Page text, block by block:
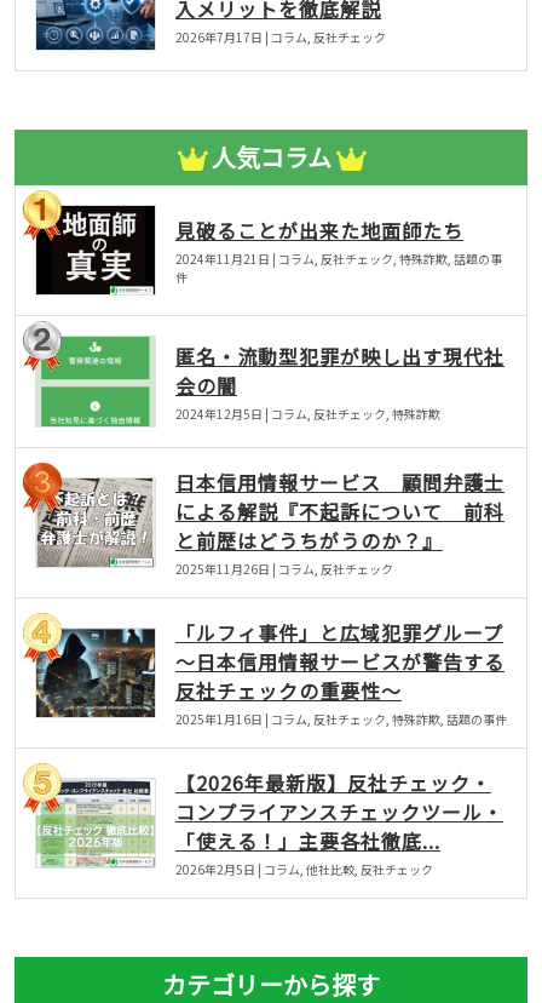
入メリットを徹底解説
2026年7月17日 | コラム, 反社チェック
人気コラム
見破ることが出来た地面師たち
2024年11月21日 | コラム, 反社チェック, 特殊詐欺, 話題の事
件
匿名・流動型犯罪が映し出す現代社
会の闇
2024年12月5日 | コラム, 反社チェック, 特殊詐欺
日本信用情報サービス 顧問弁護士
による解説『不起訴について 前科
と前歴はどうちがうのか？』
2025年11月26日 | コラム, 反社チェック
「ルフィ事件」と広域犯罪グループ
〜日本信用情報サービスが警告する
反社チェックの重要性〜
2025年1月16日 | コラム, 反社チェック, 特殊詐欺, 話題の事件
【2026年最新版】反社チェック・
コンプライアンスチェックツール・
「使える！」主要各社徹底...
2026年2月5日 | コラム, 他社比較, 反社チェック
カテゴリーから探す